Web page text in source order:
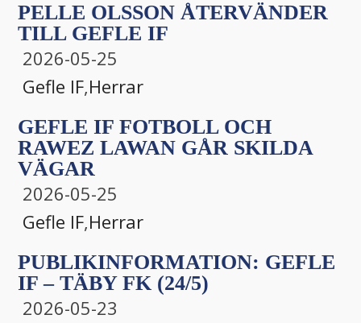
PELLE OLSSON ÅTERVÄNDER
TILL GEFLE IF
2026-05-25
Gefle IF,Herrar
GEFLE IF FOTBOLL OCH
RAWEZ LAWAN GÅR SKILDA
VÄGAR
2026-05-25
Gefle IF,Herrar
PUBLIKINFORMATION: GEFLE
IF – TÄBY FK (24/5)
2026-05-23